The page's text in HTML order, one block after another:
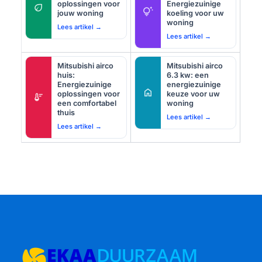
eco
oplossingen voor
jouw woning
Lees artikel →
tips_and_updates
Energiezuinige
koeling voor uw
woning
Lees artikel →
thermostat
Mitsubishi airco
huis:
Energiezuinige
oplossingen voor
een comfortabel
thuis
Lees artikel →
home
Mitsubishi airco
6.3 kw: een
energiezuinige
keuze voor uw
woning
Lees artikel →